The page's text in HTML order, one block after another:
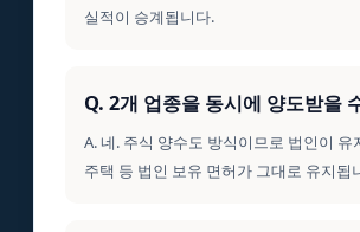
실적이 승계됩니다.
Q. 2개 업종을 동시에 양도받을
A. 네. 주식 양수도 방식이므로 법인이 유
주택 등 법인 보유 면허가 그대로 유지됩